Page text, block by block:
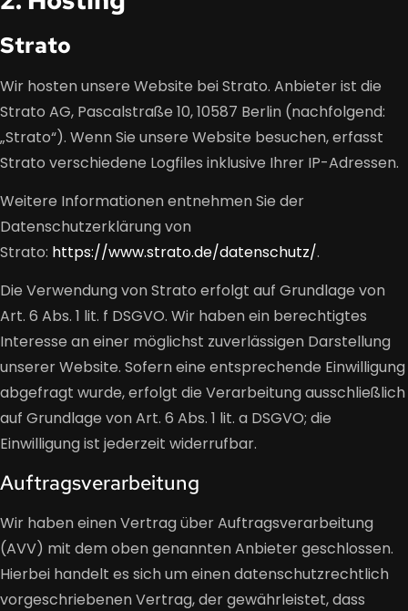
Strato
Wir hosten unsere Website bei Strato. Anbieter ist die
Strato AG, Pascalstraße 10, 10587 Berlin (nachfolgend:
„Strato“). Wenn Sie unsere Website besuchen, erfasst
Strato verschiedene Logfiles inklusive Ihrer IP-Adressen.
Weitere Informationen entnehmen Sie der
Datenschutzerklärung von
Strato: https://www.strato.de/datenschutz/.
Die Verwendung von Strato erfolgt auf Grundlage von
Art. 6 Abs. 1 lit. f DSGVO. Wir haben ein berechtigtes
Interesse an einer möglichst zuverlässigen Darstellung
unserer Website. Sofern eine entsprechende Einwilligung
abgefragt wurde, erfolgt die Verarbeitung ausschließlich
auf Grundlage von Art. 6 Abs. 1 lit. a DSGVO; die
Einwilligung ist jederzeit widerrufbar.
Auftragsverarbeitung
Wir haben einen Vertrag über Auftragsverarbeitung
(AVV) mit dem oben genannten Anbieter geschlossen.
Hierbei handelt es sich um einen datenschutzrechtlich
vorgeschriebenen Vertrag, der gewährleistet, dass